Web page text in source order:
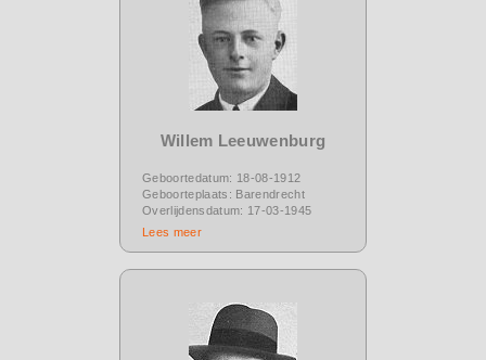
Willem Leeuwenburg
Geboortedatum: 18-08-1912
Geboorteplaats: Barendrecht
Overlijdensdatum: 17-03-1945
Lees meer